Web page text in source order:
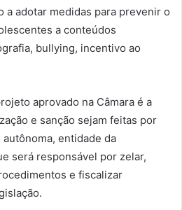
a adotar medidas para prevenir o
a conteúdos
bullying, incentivo ao
aprovado na Câmara é a
e sanção sejam feitas por
entidade da
será responsável por zelar,
e fiscalizar